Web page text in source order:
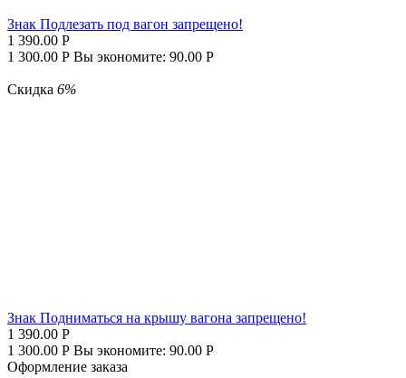
Знак Подлезать под вагон запрещено!
1 390.00 Р
1 300.00 Р Вы экономите: 90.00 Р
Скидка 6%
Знак Подниматься на крышу вагона запрещено!
1 390.00 Р
1 300.00 Р Вы экономите: 90.00 Р
Оформление заказа